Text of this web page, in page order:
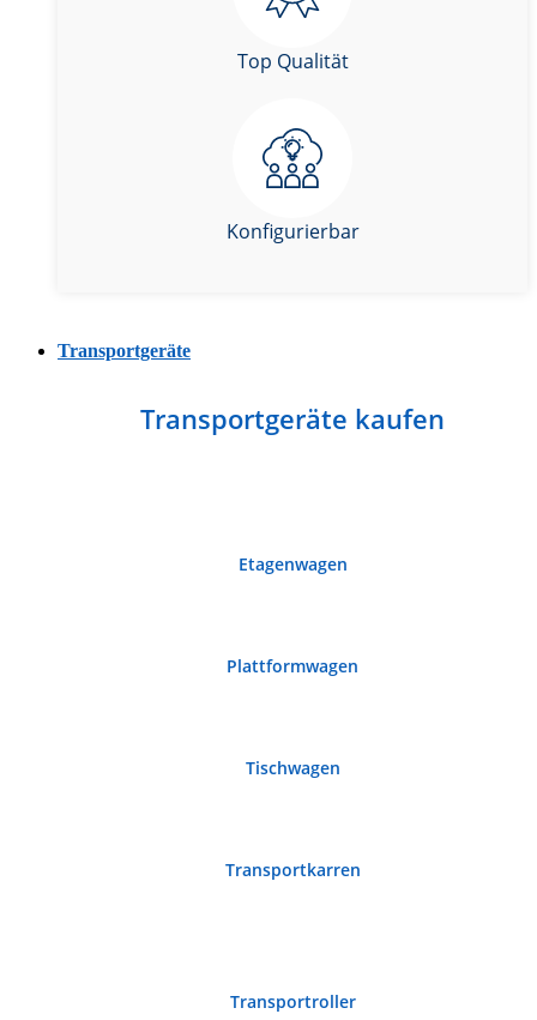
Top Qualität
Konfigurierbar
Transportgeräte
Transportgeräte kaufen
Etagenwagen
Plattformwagen
Tischwagen
Transportkarren
Transportroller